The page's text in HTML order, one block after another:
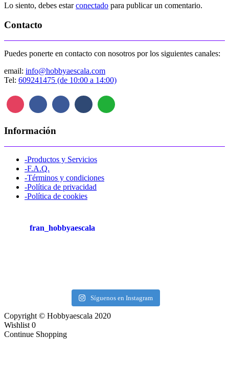
Lo siento, debes estarconectado para publicar un comentario.
Contacto
Puedes ponerte en contacto con nosotros por los siguientes canales:
email: info@hobbyaescala.com
Tel: 609241475 (de 10:00 a 14:00)
Información
-Productos y Servicios
-F.A.Q.
-Términos y condiciones
-Política de privacidad
-Política de cookies
fran_hobbyaescala
Síguenos en Instagram
Copyright © Hobbyaescala 2020
Wishlist 0
Continue Shopping